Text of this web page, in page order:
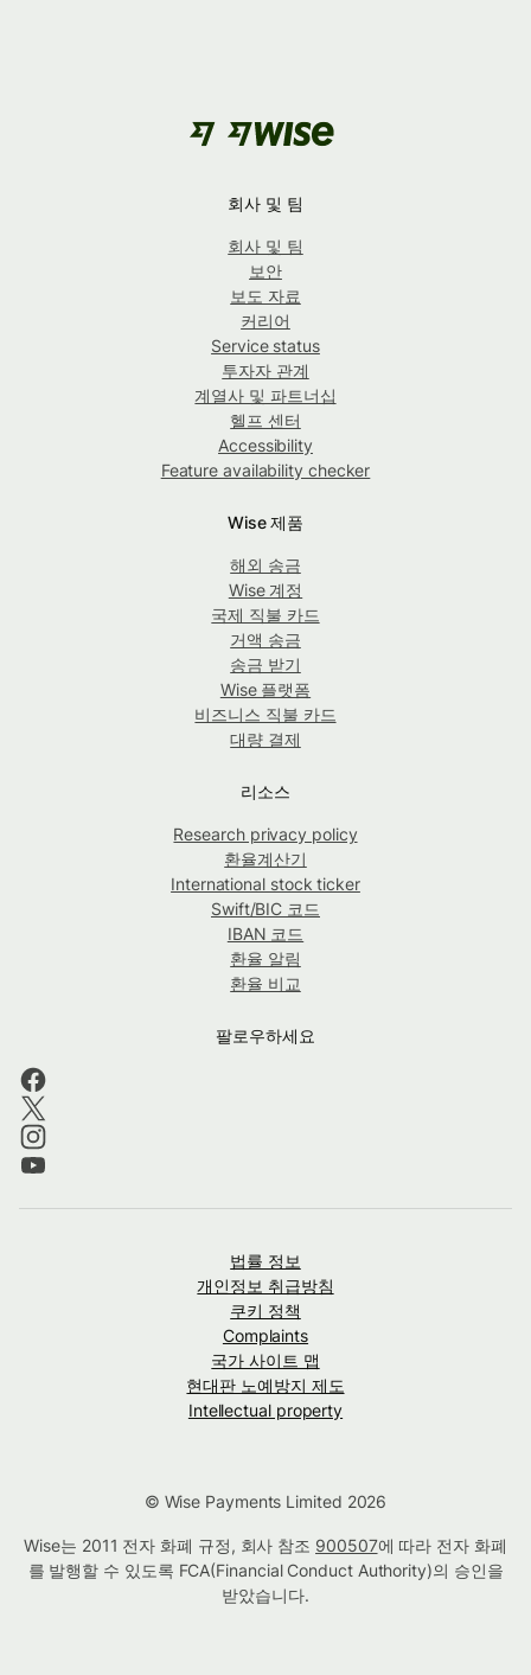
회사 및 팀
회사 및 팀
보안
보도 자료
커리어
Service status
투자자 관계
계열사 및 파트너십
헬프 센터
Accessibility
Feature availability checker
Wise 제품
해외 송금
Wise 계정
국제 직불 카드
거액 송금
송금 받기
Wise 플랫폼
비즈니스 직불 카드
대량 결제
리소스
Research privacy policy
환율계산기
International stock ticker
Swift/BIC 코드
IBAN 코드
환율 알림
환율 비교
팔로우하세요
법률 정보
개인정보 취급방침
쿠키 정책
Complaints
국가 사이트 맵
현대판 노예방지 제도
Intellectual property
© Wise Payments Limited 2026
Wise는 2011 전자 화폐 규정, 회사 참조 900507에 따라 전자 화폐
를 발행할 수 있도록 FCA(Financial Conduct Authority)의 승인을
받았습니다.